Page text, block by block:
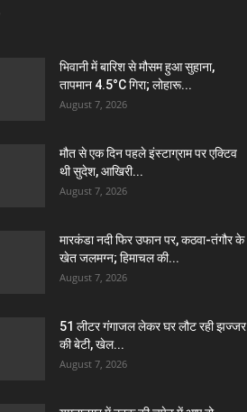
भिवानी में बारिश से मौसम हुआ सुहाना,
तापमान 4.5°C गिरा; लोहारू...
August 7, 2026
मौत से एक दिन पहले इंस्टाग्राम पर एक्टिव
थी सुदेश, आखिरी...
August 7, 2026
मारकंडा नदी फिर उफान पर, कठवा-तंगौर के
खेत जलमग्न; हिमाचल की...
August 7, 2026
51 लीटर गंगाजल लेकर घर लौट रही झज्जर
की बेटी, खेल...
August 7, 2026